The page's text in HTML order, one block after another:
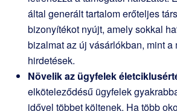
által generált tartalom erőteljes
bizonyítékot nyújt, amely sokkal
bizalmat az új vásárlókban, mint a
hirdetések.
Növelik az ügyfelek
elköteleződésű ügyfelek
idővel többet költenek. Ha több